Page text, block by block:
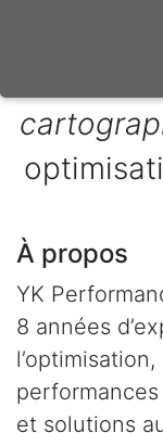
À propos
YK
8 années
et solutions